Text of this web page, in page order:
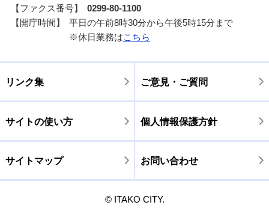
【ファクス番号】
0299-80-1100
【開庁時間】
平日の午前8時30分から午後5時15分まで
※休日業務はこちら
リンク集 ご意見・ご質問
サイトの使い方 個人情報保護方針
サイトマップ お問い合わせ
© ITAKO CITY.